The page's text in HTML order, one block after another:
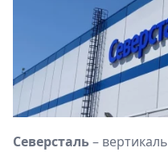
Северсталь–